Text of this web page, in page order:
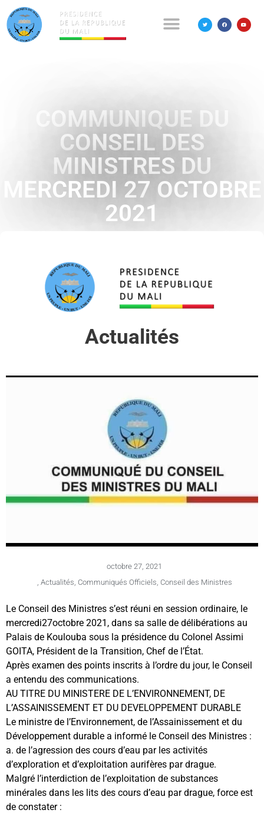
COMMUNIQUE DU
CONSEIL DES
MINISTRES DU
MERCREDI 27 OCTOBRE
2021
Actualités
octobre 27, 2021
Actualités Communiqués Officiels Conseil des Ministres
Le Conseil des Ministres s’est réuni en session ordinaire, le
mercredi27octobre 2021, dans sa salle de délibérations au
Palais de Koulouba sous la présidence du Colonel Assimi
GOITA, Président de la Transition, Chef de l’État.
Après examen des points inscrits à l’ordre du jour, le Conseil
a entendu des communications.
AU TITRE DU MINISTERE DE L’ENVIRONNEMENT, DE
L’ASSAINISSEMENT ET DU DEVELOPPEMENT DURABLE
Le ministre de l’Environnement, de l’Assainissement et du
Développement durable a informé le Conseil des Ministres :
a. de l’agression des cours d’eau par les activités
d’exploration et d’exploitation aurifères par drague.
Malgré l’interdiction de l’exploitation de substances
minérales dans les lits des cours d’eau par drague, force est
de constater :